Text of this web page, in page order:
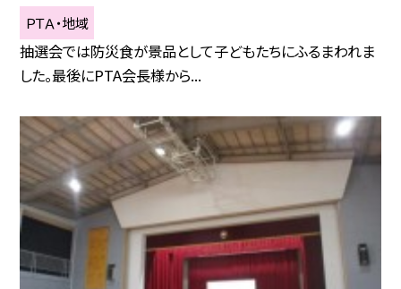
ＰＴＡ・地域
抽選会では防災食が景品として子どもたちにふるまわれま
した。最後にPTA会長様から...